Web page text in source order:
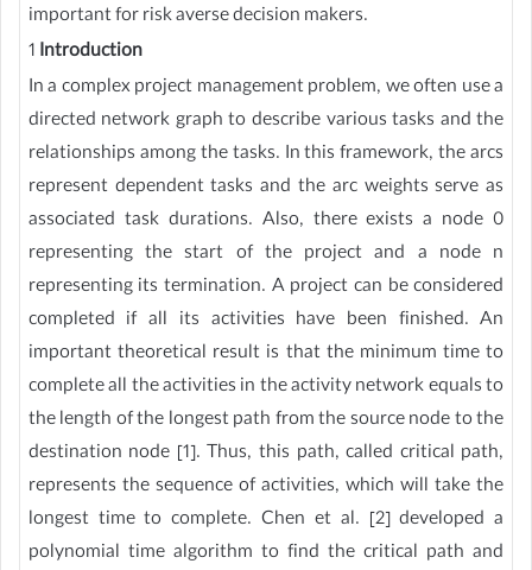
important for risk averse decision makers.
1 Introduction
In a complex project management problem, we often use a
directed network graph to describe various tasks and the
relationships among the tasks. In this framework, the arcs
represent dependent tasks and the arc weights serve as
associated task durations. Also, there exists a node 0
representing the start of the project and a node n
representing its termination. A project can be considered
completed if all its activities have been finished. An
important theoretical result is that the minimum time to
complete all the activities in the activity network equals to
the length of the longest path from the source node to the
destination node [1]. Thus, this path, called critical path,
represents the sequence of activities, which will take the
longest time to complete. Chen et al. [2] developed a
polynomial time algorithm to find the critical path and